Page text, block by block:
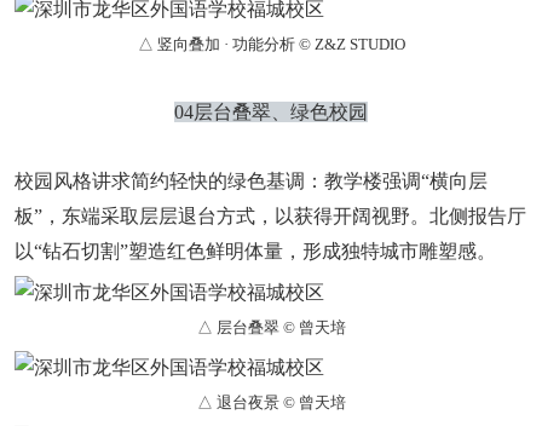
△ 竖向叠加 · 功能分析 © Z&Z STUDIO
04层台叠翠、绿色校园
校园风格讲求简约轻快的绿色基调：教学楼强调“横向层
板”，东端采取层层退台方式，以获得开阔视野。北侧报告厅
以“钻石切割”塑造红色鲜明体量，形成独特城市雕塑感。
△ 层台叠翠 © 曾天培
△ 退台夜景 © 曾天培